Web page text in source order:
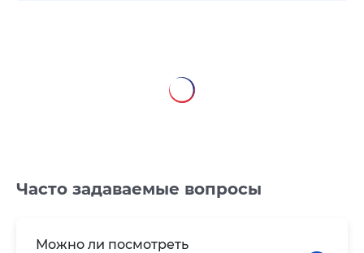
Часто задаваемые вопросы
Можно ли посмотреть